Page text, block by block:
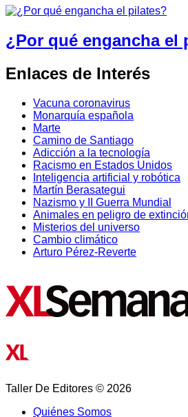
¿Por qué engancha el
Enlaces de Interés
Vacuna coronavirus
Monarquía española
Marte
Camino de Santiago
Adicción a la tecnología
Racismo en Estados Unidos
Inteligencia artificial y robótica
Martín Berasategui
Nazismo y II Guerra Mundial
Animales en peligro de
Misterios del universo
Cambio climático
Arturo Pérez-Reverte
Taller De Editores © 2026
Quiénes Somos